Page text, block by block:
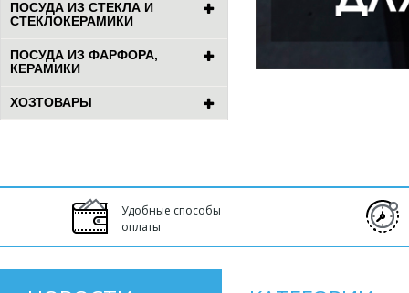
ПОСУДА ИЗ СТЕКЛА И
СТЕКЛОКЕРАМИКИ
ПОСУДА ИЗ ФАРФОРА,
КЕРАМИКИ
ХОЗТОВАРЫ
Удобные способы
оплаты